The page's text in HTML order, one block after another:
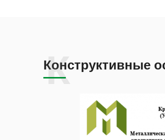
Конструктивные